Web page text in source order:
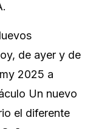
de ayer y de
2025 a
Un nuevo
el diferente